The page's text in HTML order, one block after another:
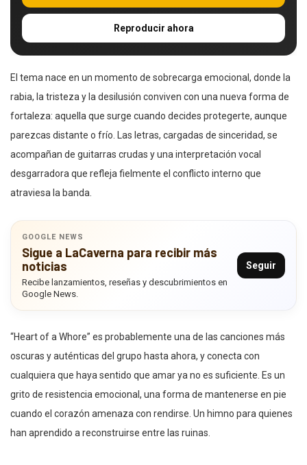
Reproducir ahora
El tema nace en un momento de sobrecarga emocional, donde la
rabia, la tristeza y la desilusión conviven con una nueva forma de
fortaleza: aquella que surge cuando decides protegerte, aunque
parezcas distante o frío. Las letras, cargadas de sinceridad, se
acompañan de guitarras crudas y una interpretación vocal
desgarradora que refleja fielmente el conflicto interno que
atraviesa la banda.
GOOGLE NEWS
Sigue a LaCaverna para recibir más
noticias
Recibe lanzamientos, reseñas y descubrimientos en
Google News.
Seguir
“Heart of a Whore” es probablemente una de las canciones más
oscuras y auténticas del grupo hasta ahora, y conecta con
cualquiera que haya sentido que amar ya no es suficiente. Es un
grito de resistencia emocional, una forma de mantenerse en pie
cuando el corazón amenaza con rendirse. Un himno para quienes
han aprendido a reconstruirse entre las ruinas.